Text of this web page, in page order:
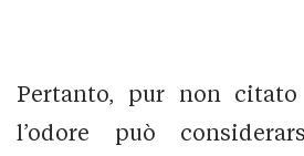
Pertanto, pur non citato
l’odore può